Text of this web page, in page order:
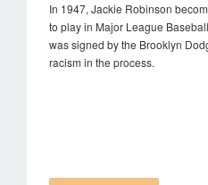
In 1947, Jackie Robinson
to play in Major League
was signed by the Brooklyn
racism in the process.